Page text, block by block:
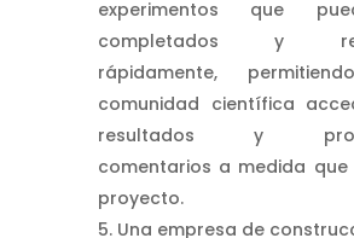
experimentos que
completados y
rápidamente,
comunidad científica
resultados y
comentarios a medida que
proyecto.
Una empresa de